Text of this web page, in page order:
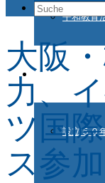
平和教育
ドイツ国際平
設立５０
Suche
nach:
大阪
力、
ツ国
ス参加